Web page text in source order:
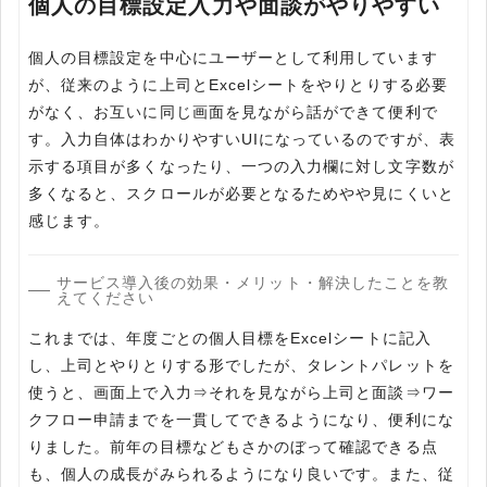
個人の目標設定入力や面談がやりやすい
個人の目標設定を中心にユーザーとして利用しています
が、従来のように上司とExcelシートをやりとりする必要
がなく、お互いに同じ画面を見ながら話ができて便利で
す。入力自体はわかりやすいUIになっているのですが、表
示する項目が多くなったり、一つの入力欄に対し文字数が
多くなると、スクロールが必要となるためやや見にくいと
感じます。
サービス導入後の効果・メリット・解決したことを教
えてください
これまでは、年度ごとの個人目標をExcelシートに記入
し、上司とやりとりする形でしたが、タレントパレットを
使うと、画面上で入力⇒それを見ながら上司と面談⇒ワー
クフロー申請までを一貫してできるようになり、便利にな
りました。前年の目標などもさかのぼって確認できる点
も、個人の成長がみられるようになり良いです。また、従